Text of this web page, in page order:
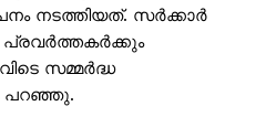
നടത്തിയത്. സർക്കാർ
സമ്മര്‍ദ്ധ
പറഞ്ഞു.